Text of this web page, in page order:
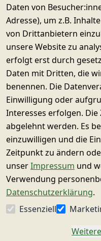
Daten von
Adresse), um z.B.
von Drittanbietern
unsere Website zu
erfolgt erst durch
Daten mit Dritten, die
benennen. Die
Einwilligung oder
Interesses erfolgen.
abgelehnt werden. Es
einzuwilligen und die
Zeitpunkt zu ändern
unserImpressum und
Verwendung
Datenschutzerklärung.
Essenziell
Käuferschutz &
Sichere SSL-
Widerrufsrecht
©